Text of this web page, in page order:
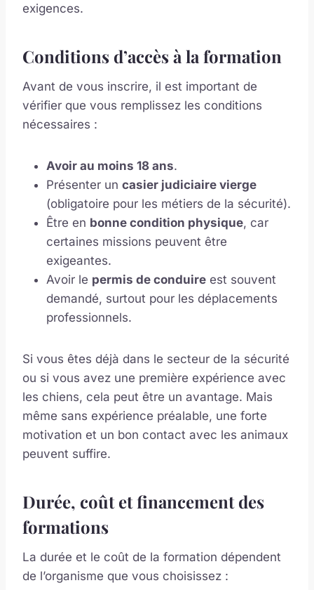
exigences.
Conditions d’accès à la formation
Avant de vous inscrire, il est important de
vérifier que vous remplissez les conditions
nécessaires :
Avoir au moins 18 ans.
Présenter un casier judiciaire vierge
(obligatoire pour les métiers de la sécurité).
Être en bonne condition physique, car
certaines missions peuvent être
exigeantes.
Avoir le permis de conduire est souvent
demandé, surtout pour les déplacements
professionnels.
Si vous êtes déjà dans le secteur de la sécurité
ou si vous avez une première expérience avec
les chiens, cela peut être un avantage. Mais
même sans expérience préalable, une forte
motivation et un bon contact avec les animaux
peuvent suffire.
Durée, coût et financement des
formations
La durée et le coût de la formation dépendent
de l’organisme que vous choisissez :